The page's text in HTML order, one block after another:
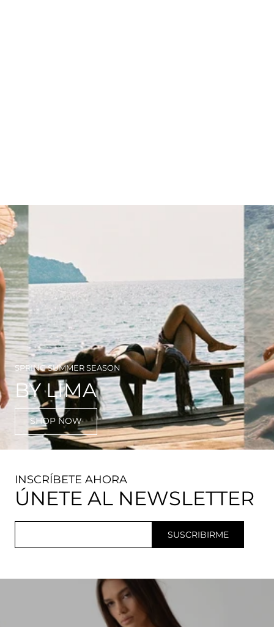
SPRING SUMMER SEASON
BY LIMA
SHOP NOW
INSCRÍBETE AHORA
ÚNETE AL NEWSLETTER
SUSCRIBIRME